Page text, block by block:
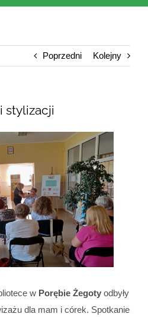
Poprzedni Kolejny
stylizacji
w Porębie Żegoty odbyły
dla mam i córek. Spotkanie